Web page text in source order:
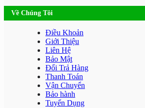
Về Chúng Tôi
Điều Khoản
Giới Thiệu
Liên Hệ
Bảo Mật
Đổi Trả Hàng
Thanh Toán
Vận Chuyển
Bảo hành
Tuyển Dụng